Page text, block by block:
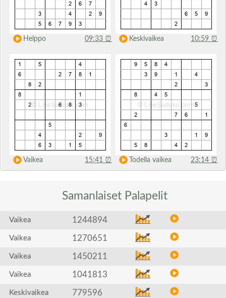
Helppo 09:33 ⏰ Keskivaikea 10:59 ⏰
Vaikea 15:41 ⏰ Todella vaikea 23:14 ⏰
Samanlaiset Palapelit
Vaikea 1244894
Vaikea 1270651
Vaikea 1450211
Vaikea 1041813
Keskivaikea 779596